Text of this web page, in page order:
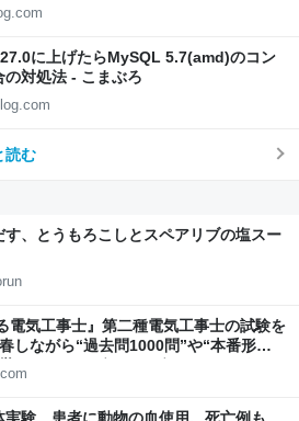
に上げたらMySQL 5.7(amd)のコン
の対処法 - こまぶろ
読む
す、とうもろこしとスペアリブの塩スー
電気工事士』第二種電気工事士の試験を
しながら“過去問1000問”や“本番形式
べるノベルゲーム | ゲーム・エンタメ